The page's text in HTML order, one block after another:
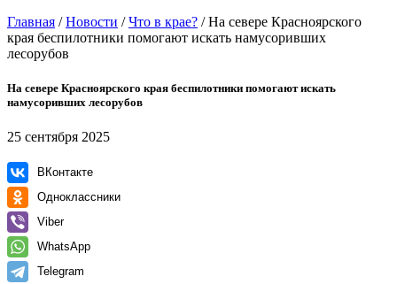
Главная /Новости /Что в крае? /На севере Красноярского
края беспилотники помогают искать намусоривших
лесорубов
На севере Красноярского края беспилотники помогают искать
намусоривших лесорубов
25 сентября 2025
ВКонтакте
Одноклассники
Viber
WhatsApp
Telegram